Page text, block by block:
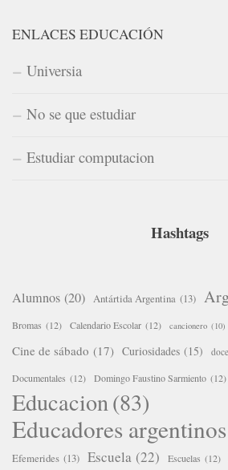
ENLACES EDUCACIÓN
Universia
No se que estudiar
Estudiar computacion
Hashtags
Alumnos (20) Antártida Argentina (13)
Bromas (12) Calendario Escolar (12) cancionero (10)
Cine de sábado (17) Curiosidades (15)
Documentales (12) Domingo Faustino Sarmiento (12)
Educacion(83)
Educadores argentinos
Efemerides (13) Escuela (22) Escuelas (12)